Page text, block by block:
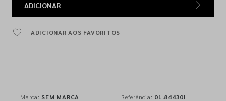
ADICIONAR
ADICIONAR AOS FAVORITOS
Marca: SEM MARCA Referência: 01.84430I